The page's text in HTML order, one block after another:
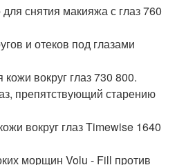
снятия макияжа с глаз 760
и отеков под глазами
вокруг глаз 730 800.
препятствующий старению
вокруг глаз Timewise 1640
морщин Volu - Fill против